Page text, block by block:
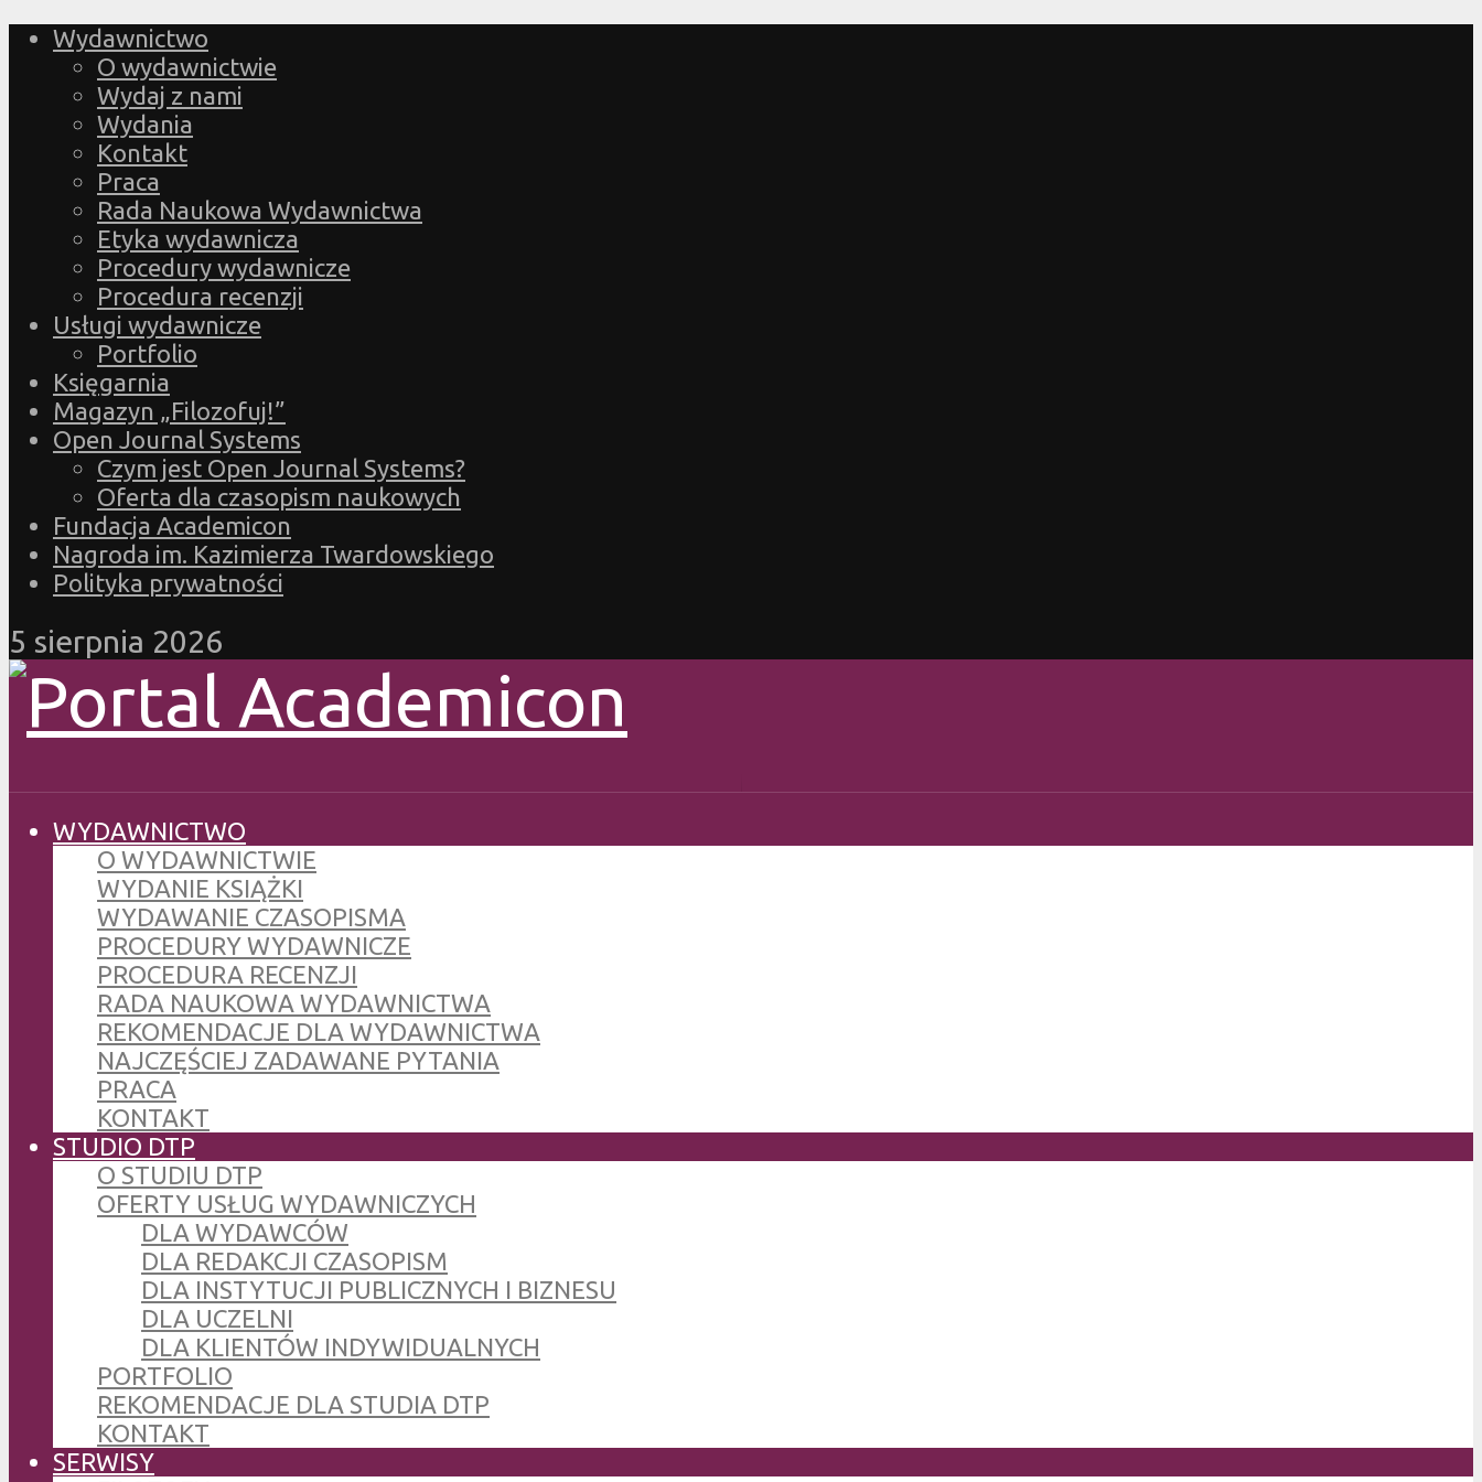
Wydawnictwo
O wydawnictwie
Wydaj z nami
Wydania
Kontakt
Praca
Rada Naukowa Wydawnictwa
Etyka wydawnicza
Procedury wydawnicze
Procedura recenzji
Usługi wydawnicze
Portfolio
Księgarnia
Magazyn „Filozofuj!”
Open Journal Systems
Czym jest Open Journal Systems?
Oferta dla czasopism naukowych
Fundacja Academicon
Nagroda im. Kazimierza Twardowskiego
Polityka prywatności
5 sierpnia 2026
WYDAWNICTWO
O WYDAWNICTWIE
WYDANIE KSIĄŻKI
WYDAWANIE CZASOPISMA
PROCEDURY WYDAWNICZE
PROCEDURA RECENZJI
RADA NAUKOWA WYDAWNICTWA
REKOMENDACJE DLA WYDAWNICTWA
NAJCZĘŚCIEJ ZADAWANE PYTANIA
PRACA
KONTAKT
STUDIO DTP
O STUDIU DTP
OFERTY USŁUG WYDAWNICZYCH
DLA WYDAWCÓW
DLA REDAKCJI CZASOPISM
DLA INSTYTUCJI PUBLICZNYCH I BIZNESU
DLA UCZELNI
DLA KLIENTÓW INDYWIDUALNYCH
PORTFOLIO
REKOMENDACJE DLA STUDIA DTP
KONTAKT
SERWISY